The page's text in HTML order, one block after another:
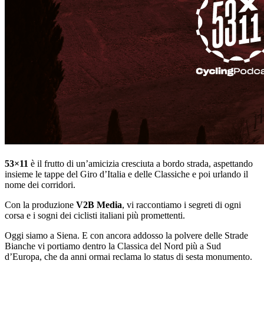
53×11 è il frutto di un’amicizia cresciuta a bordo strada, aspettando
insieme le tappe del Giro d’Italia e delle Classiche e poi urlando il
nome dei corridori.
Con la produzione V2B Media, vi raccontiamo i segreti di ogni
corsa e i sogni dei ciclisti italiani più promettenti.
Oggi siamo a Siena. E con ancora addosso la polvere delle Strade
Bianche vi portiamo dentro la Classica del Nord più a Sud
d’Europa, che da anni ormai reclama lo status di sesta monumento.